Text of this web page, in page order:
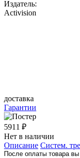
Издатель:
Activision
доставка
Гарантии
5911 ₽
Нет в наличии
Описание Систем.
После оплаты товара